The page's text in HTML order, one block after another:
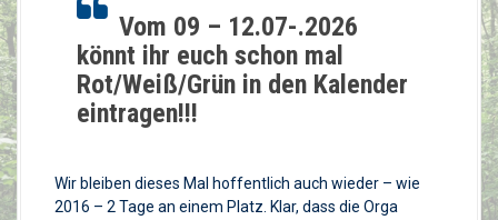
Vom 09 – 12.07-.2026
könnt ihr euch schon mal
Rot/Weiß/Grün in den Kalender
eintragen!!!
Wir bleiben dieses Mal hoffentlich auch wieder – wie
2016 – 2 Tage an einem Platz. Klar, dass die Orga